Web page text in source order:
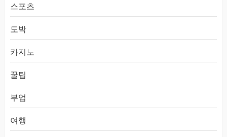
스포츠
도박
카지노
꿀팁
부업
여행